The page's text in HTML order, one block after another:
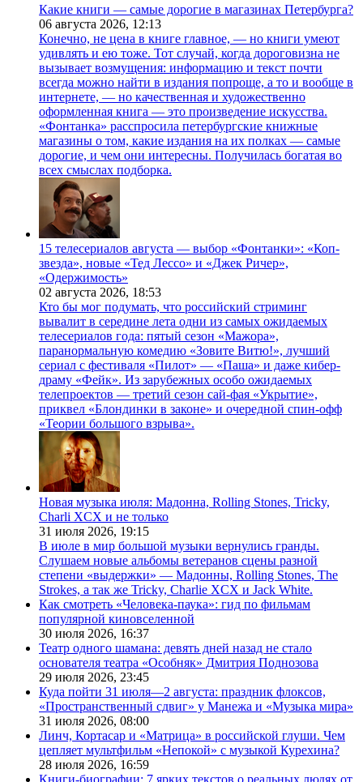
Какие книги — самые дорогие в магазинах Петербурга?
06 августа 2026, 12:13
Конечно, не цена в книге главное, — но книги умеют
удивлять и ею тоже. Тот случай, когда дороговизна не
вызывает возмущения: информацию и текст почти
всегда можно найти в издания попроще, а то и вообще в
интернете, — но качественная и художественно
оформленная книга — это произведение искусства.
«Фонтанка» расспросила петербургские книжные
магазины о том, какие издания на их полках — самые
дорогие, и чем они интересны. Получилась богатая во
всех смыслах подборка.
15 телесериалов августа — выбор «Фонтанки»: «Коп-
звезда», новые «Тед Лессо» и «Джек Ричер»,
«Одержимость»
02 августа 2026, 18:53
Кто бы мог подумать, что российский стриминг
вывалит в середине лета одни из самых ожидаемых
телесериалов года: пятый сезон «Мажора»,
паранормальную комедию «Зовите Витю!», лучший
сериал с фестиваля «Пилот» — «Паша» и даже кибер-
драму «Фейк». Из зарубежных особо ожидаемых
телепроектов — третий сезон сай-фая «Укрытие»,
приквел «Блондинки в законе» и очередной спин-офф
«Теории большого взрыва».
Новая музыка июля: Мадонна, Rolling Stones, Tricky,
Charli XCX и не только
31 июля 2026, 19:15
В июле в мир большой музыки вернулись гранды.
Слушаем новые альбомы ветеранов сцены разной
степени «выдержки» — Мадонны, Rolling Stones, The
Strokes, а так же Tricky, Charlie XCX и Jack White.
Как смотреть «Человека-паука»: гид по фильмам
популярной киновселенной
30 июля 2026, 16:37
Театр одного шамана: девять дней назад не стало
основателя театра «Особняк» Дмитрия Поднозова
29 июля 2026, 23:45
Куда пойти 31 июля—2 августа: праздник флоксов,
«Пространственный сдвиг» у Манежа и «Музыка мира»
31 июля 2026, 08:00
Линч, Кортасар и «Матрица» в российской глуши. Чем
цепляет мультфильм «Непокой» с музыкой Курехина?
28 июля 2026, 16:59